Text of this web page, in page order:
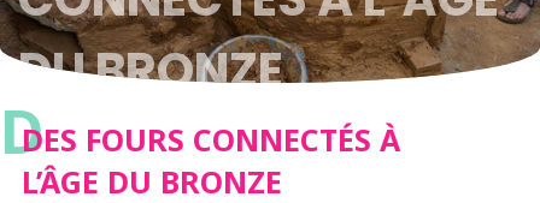
DU BRONZE
DDES FOURS CONNECTÉS À
L’ÂGE DU BRONZE